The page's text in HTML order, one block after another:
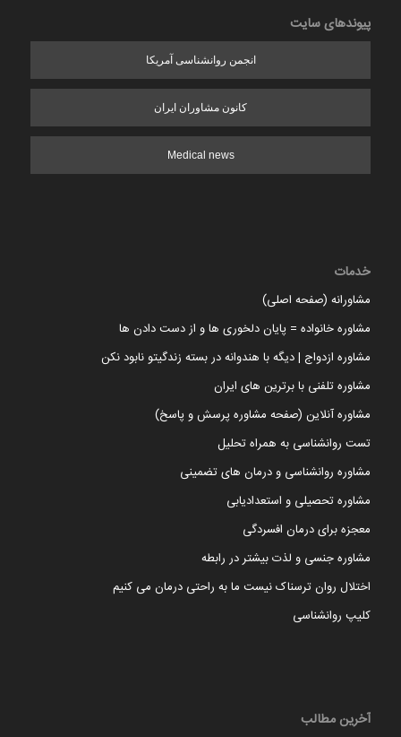
پیوندهای سایت
انجمن روانشناسی آمریکا
کانون مشاوران ایران
Medical news
خدمات
مشاورانه (صفحه اصلی)
مشاوره خانواده = پایان دلخوری ها و از دست دادن ها
مشاوره ازدواج | دیگه با هندوانه در بسته زندگیتو نابود نکن
مشاوره تلفنی با برترین های ایران
مشاوره آنلاین (صفحه مشاوره پرسش و پاسخ)
تست روانشناسی به همراه تحلیل
مشاوره روانشناسی و درمان های تضمینی
مشاوره تحصیلی و استعدادیابی
معجزه برای درمان افسردگی
مشاوره جنسی و لذت بیشتر در رابطه
اختلال روان ترسناک نیست ما به راحتی درمان می کنیم
کلیپ روانشناسی
آخرین مطالب